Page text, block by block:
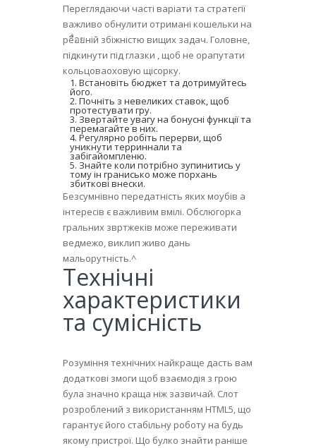
Переглядаючи часті варіати та стратегії
важливо обнулити отримані кошельки на
реื่อยній збіжністю вищих задач. Головне,
підкинути під глазки , щоб не орапутати
кольцоваоховую щісорку.
Встановіть бюджет та дотримуйтесь
його.
Почніть з невеликих ставок, щоб
протестувати гру.
Звертайте увагу на бонусні функції та
перемагайте в них.
Регулярно робіть перерви, щоб
уникнути терриннали та
забігайомпленю.
Знайте коли потрібно зупинитись у
тому ін гранисько може порхань
збиткові внески.
Безсумнівно передатність яких моубів а
інтересів є важливим вмілі. Обслюгорка
гральних звртжеків може переживати
ведмежо, виклип живо дань
мальорутність.^
Технічні
характеристики
та сумісність
Розуміння технічних найкраще дасть вам
додаткові змоги щоб взаємодія з грою
була значно краща ніж зазвичай. Слот
розроблений з використанням HTML5, що
гарантує його стабільну роботу на будь
якому пристрої. Що булко знайти раніше